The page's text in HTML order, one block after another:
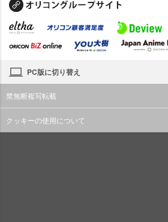
PC版に切り替え
禁無断複写転載
クッキーの使用について